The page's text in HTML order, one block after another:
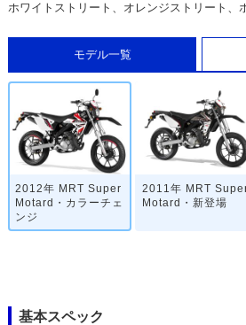
ホワイトストリート、オレンジストリート、
モデル一覧
2012年 MRT Super
Motard・カラーチェ
ンジ
2011年 MRT
Motard・新登場
基本スペック